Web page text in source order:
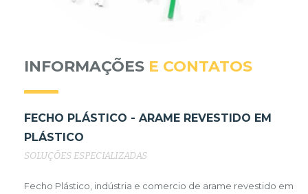
INFORMAÇÕES E CONTATOS
FECHO PLÁSTICO - ARAME REVESTIDO EM
PLÁSTICO
SOLUÇÕES ESPECIALIZADAS
Fecho Plástico, indústria e comercio de arame revestido em